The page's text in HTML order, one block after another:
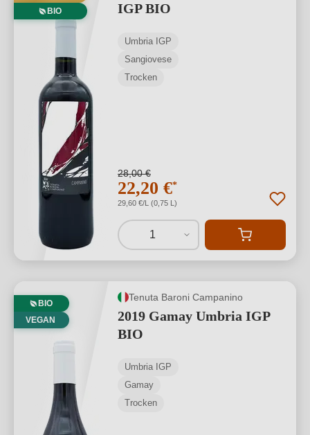
BIO
IGP BIO
Umbria IGP
Sangiovese
Trocken
28,00 €
22,20 €*
29,60 €/L (0,75 L)
1
BIO
VEGAN
Tenuta Baroni Campanino
2019 Gamay Umbria IGP
BIO
Umbria IGP
Gamay
Trocken